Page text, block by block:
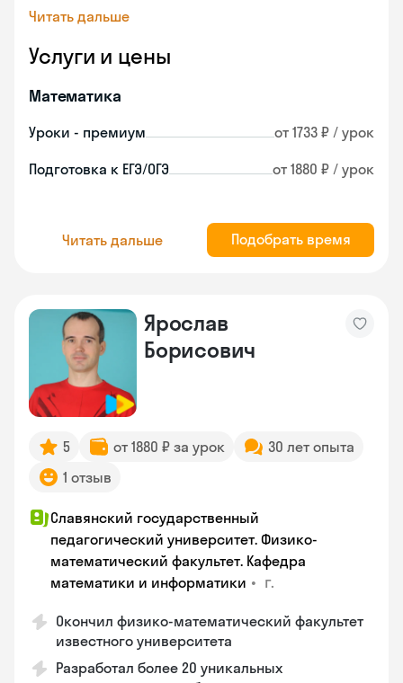
Читать дальше
Услуги и цены
Математика
Уроки - премиум от 1733 ₽ / урок
Подготовка к ЕГЭ/ОГЭ от 1880 ₽ / урок
Читать дальше Подобрать время
Ярослав
Борисович
5 от 1880 ₽ за урок
30 лет опыта
1 отзыв
Славянский государственный
педагогический университет. Физико-
математический факультет. Кафедра
математики и информатики • г.
Окончил физико-математический факультет
известного университета
Разработал более 20 уникальных